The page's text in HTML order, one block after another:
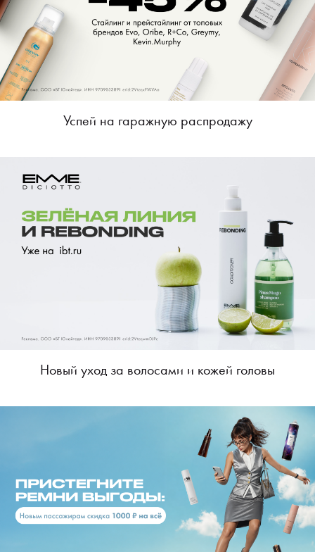
Успей на гаражную распродажу
Новый уход за волосами и кожей головы